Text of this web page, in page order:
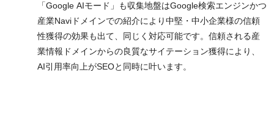
「Google AIモード」も収集地盤はGoogle検索エンジンかつ
産業Naviドメインでの紹介により中堅・中小企業様の信頼
性獲得の効果も出て、同じく対応可能です。信頼される産
業情報ドメインからの良質なサイテーション獲得により、
AI引用率向上がSEOと同時に叶います。